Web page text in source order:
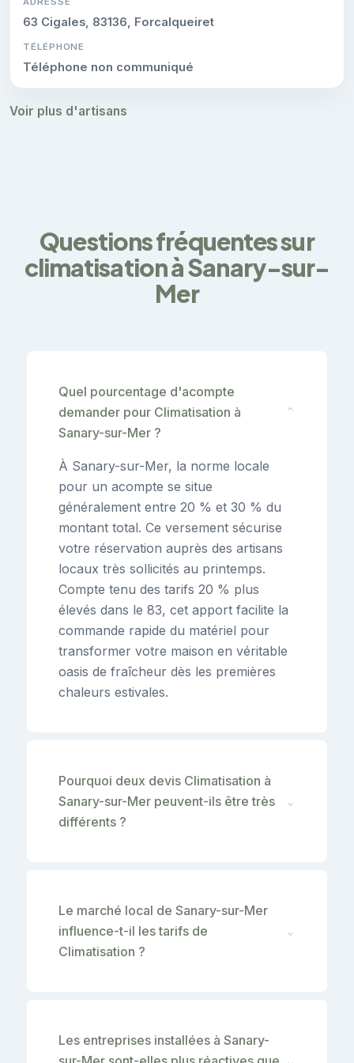
63 Cigales, 83136, Forcalqueiret
TÉLÉPHONE
Téléphone non communiqué
Voir plus d'artisans
Questions fréquentes sur
climatisation à Sanary-sur-
Mer
Quel pourcentage d'acompte
demander pour Climatisation à
Sanary-sur-Mer ?
⌄
À Sanary-sur-Mer, la norme locale
pour un acompte se situe
généralement entre 20 % et 30 % du
montant total. Ce versement sécurise
votre réservation auprès des artisans
locaux très sollicités au printemps.
Compte tenu des tarifs 20 % plus
élevés dans le 83, cet apport facilite la
commande rapide du matériel pour
transformer votre maison en véritable
oasis de fraîcheur dès les premières
chaleurs estivales.
Pourquoi deux devis Climatisation à
Sanary-sur-Mer peuvent-ils être très
différents ?
⌄
Le marché local de Sanary-sur-Mer
influence-t-il les tarifs de
Climatisation ?
⌄
Les entreprises installées à Sanary-